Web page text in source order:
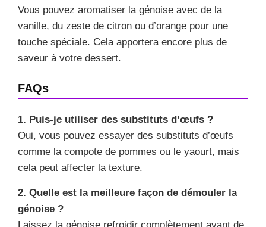
Vous pouvez aromatiser la génoise avec de la
vanille, du zeste de citron ou d’orange pour une
touche spéciale. Cela apportera encore plus de
saveur à votre dessert.
FAQs
1. Puis-je utiliser des substituts d’œufs ?
Oui, vous pouvez essayer des substituts d’œufs
comme la compote de pommes ou le yaourt, mais
cela peut affecter la texture.
2. Quelle est la meilleure façon de démouler la
génoise ?